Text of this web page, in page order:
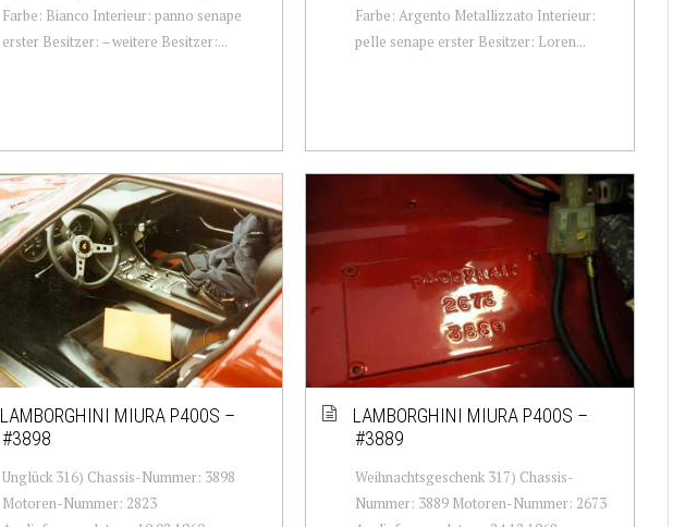
Farbe: Bianco Interieur: panno senape
erster Besitzer: – weitere Besitzer:...
Farbe: Argento Metallizzato Interieur:
pelle senape erster Besitzer: Loren...
LAMBORGHINI MIURA P400S –
#3898
Unglück 316) Chassis-Nummer: 3898
Motoren-Nummer: 2823
LAMBORGHINI MIURA P400S –
#3889
Weihnachtsgeschenk 317) Chassis-
Nummer: 3889 Motoren-Nummer: 2673